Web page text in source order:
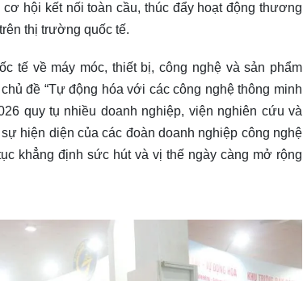
hội kết nối toàn cầu, thúc đẩy hoạt động thương
thị trường quốc tế.
tế về máy móc, thiết bị, công nghệ và sản phẩm
đề “Tự động hóa với các công nghệ thông minh
quy tụ nhiều doanh nghiệp, viện nghiên cứu và
hiện diện của các đoàn doanh nghiệp công nghệ
khẳng định sức hút và vị thế ngày càng mở rộng